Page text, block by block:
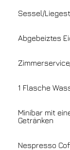
Sessel/
Abgebeiztes
1 Flasche
Minibar mit
Getränken
Nespresso